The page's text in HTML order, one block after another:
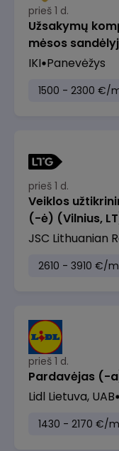
prieš 1 d.
Užsakymų
mėsos
IKI Panevėžys
1500 - 2300 €/
prieš 1 d.
Veiklos
(-ė) (Vilnius,
JSC Lithuanian
2610 - 3910 €/
prieš 1 d.
Pardavėjas (-
Lidl Lietuva, UAB
1430 - 2170 €/